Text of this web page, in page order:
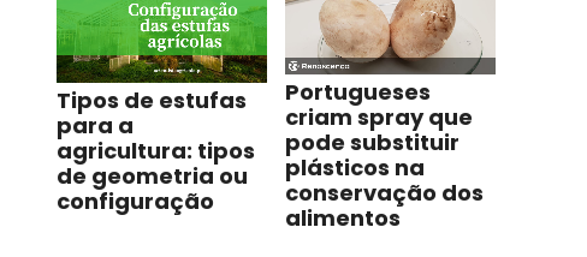
Tipos de estufas
para a
agricultura: tipos
de geometria ou
configuração
Portugueses
criam spray que
pode substituir
plásticos na
conservação dos
alimentos